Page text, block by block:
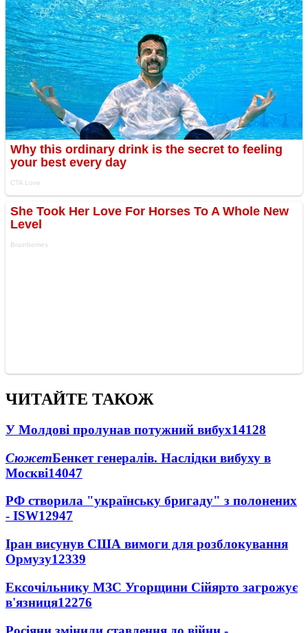
ЧИТАЙТЕ ТАКОЖ
У Молдові пролунав потужний вибух14128
СюжетБенкет генералів. Наслідки вибуху в
Москві14047
РФ створила "українську бригаду" з полонених
- ISW12947
Іран висунув США вимоги для розблокування
Ормузу12339
Ексочільнику МЗС Угорщини Сійярто загрожує
в'язниця12276